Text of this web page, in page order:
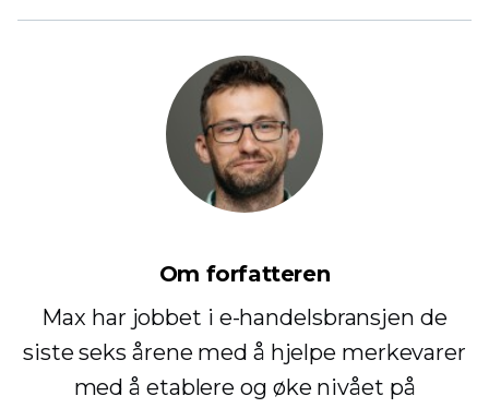
Om forfatteren
Max har jobbet i e-handelsbransjen de
siste seks årene med å hjelpe merkevarer
med å etablere og øke nivået på